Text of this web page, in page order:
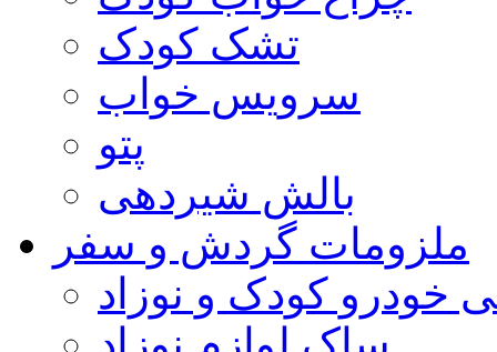
تشک کودک
سرویس خواب
پتو
بالش شیردهی
ملزومات گردش و سفر
خودرو کودک و نوزاد